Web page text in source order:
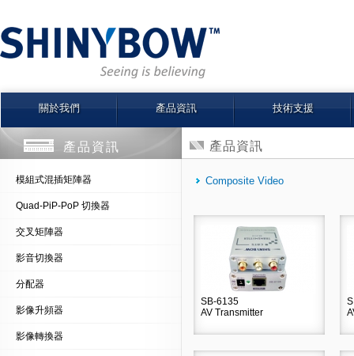
關於我們 產品資訊 技術支援
產品資訊
模組式混插矩陣器
Quad-PiP-PoP 切換器
交叉矩陣器
影音切換器
分配器
影像升頻器
影像轉換器
產品資訊
Composite Video
SB-6135
AV Transmitter